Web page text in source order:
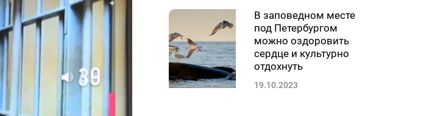
В заповедном месте
под Петербургом
можно оздоровить
сердце и культурно
отдохнуть
19.10.2023